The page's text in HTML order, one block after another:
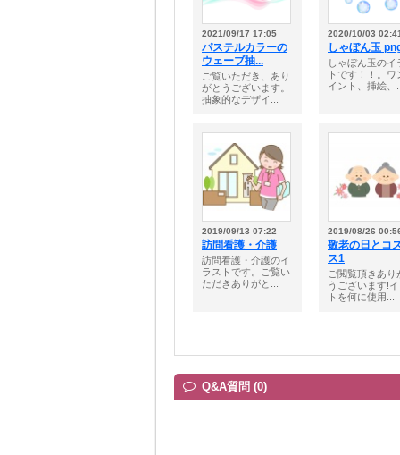
2021/09/17 17:05
パステルカラーの
ウェーブ抽...
ご覧いただき、あり
がとうございます。
抽象的なデザイ...
2020/10/03
しゃぼん玉
しゃぼん玉のイ
トです！！。ワ
イント、挿絵、
2019/09/13 07:22
訪問看護・介護
訪問看護・介護のイ
ラストです。ご覧い
ただきありがと...
2019/08/26
敬老の日とコ
ス1
ご閲覧頂きあり
うございます!
トを何に使用...
Q&A質問 (0)